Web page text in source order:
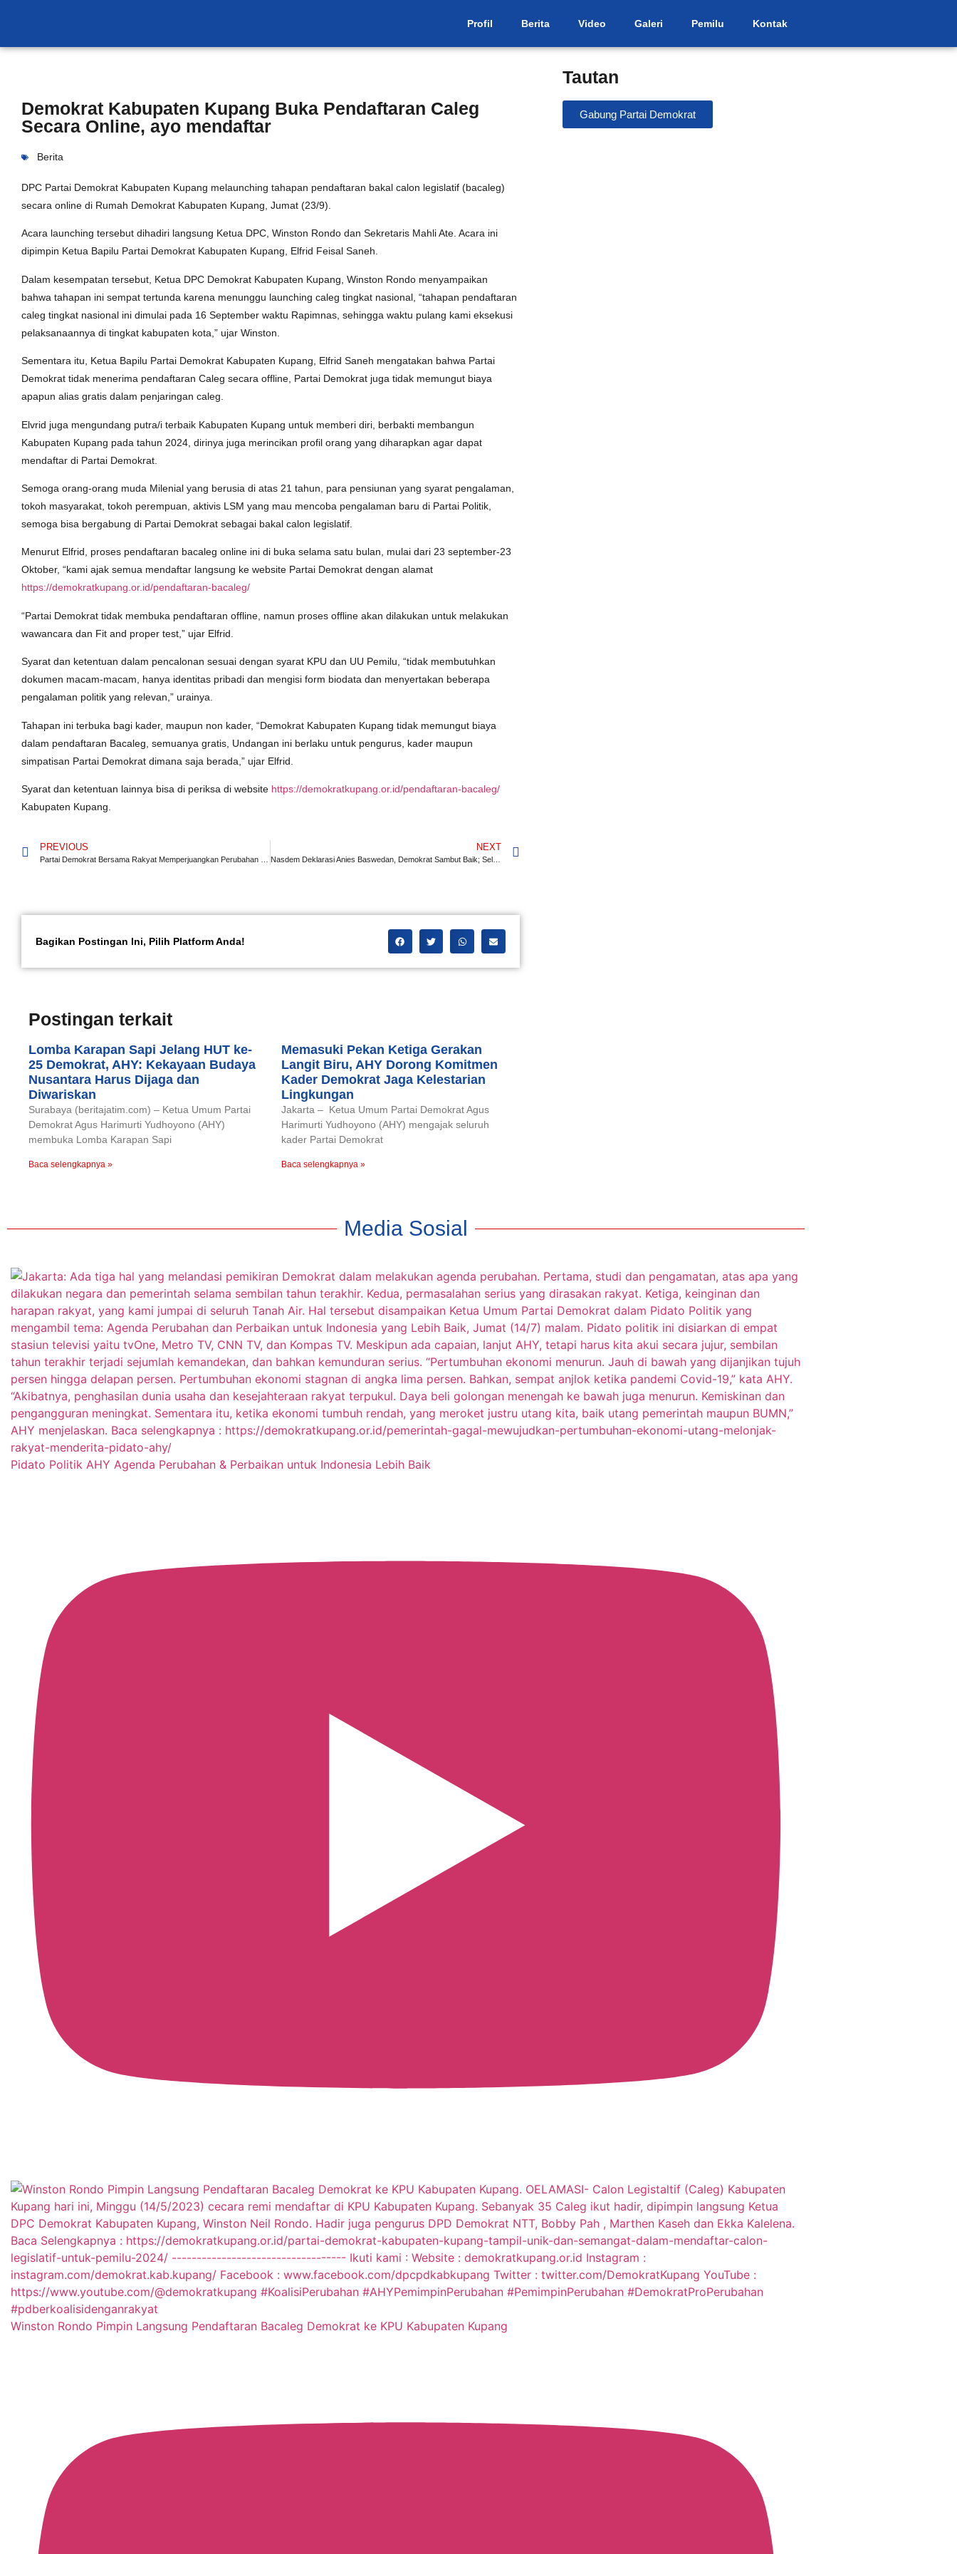
Profil Berita Video Galeri Pemilu Kontak
Demokrat Kabupaten Kupang Buka Pendaftaran Caleg
Secara Online, ayo mendaftar
Berita
DPC Partai Demokrat Kabupaten Kupang melaunching tahapan pendaftaran bakal calon legislatif (bacaleg)
secara online di Rumah Demokrat Kabupaten Kupang, Jumat (23/9).
Acara launching tersebut dihadiri langsung Ketua DPC, Winston Rondo dan Sekretaris Mahli Ate. Acara ini
dipimpin Ketua Bapilu Partai Demokrat Kabupaten Kupang, Elfrid Feisal Saneh.
Dalam kesempatan tersebut, Ketua DPC Demokrat Kabupaten Kupang, Winston Rondo menyampaikan
bahwa tahapan ini sempat tertunda karena menunggu launching caleg tingkat nasional, “tahapan pendaftaran
caleg tingkat nasional ini dimulai pada 16 September waktu Rapimnas, sehingga waktu pulang kami eksekusi
pelaksanaannya di tingkat kabupaten kota,” ujar Winston.
Sementara itu, Ketua Bapilu Partai Demokrat Kabupaten Kupang, Elfrid Saneh mengatakan bahwa Partai
Demokrat tidak menerima pendaftaran Caleg secara offline, Partai Demokrat juga tidak memungut biaya
apapun alias gratis dalam penjaringan caleg.
Elvrid juga mengundang putra/i terbaik Kabupaten Kupang untuk memberi diri, berbakti membangun
Kabupaten Kupang pada tahun 2024, dirinya juga merincikan profil orang yang diharapkan agar dapat
mendaftar di Partai Demokrat.
Semoga orang-orang muda Milenial yang berusia di atas 21 tahun, para pensiunan yang syarat pengalaman,
tokoh masyarakat, tokoh perempuan, aktivis LSM yang mau mencoba pengalaman baru di Partai Politik,
semoga bisa bergabung di Partai Demokrat sebagai bakal calon legislatif.
Menurut Elfrid, proses pendaftaran bacaleg online ini di buka selama satu bulan, mulai dari 23 september-23
Oktober, “kami ajak semua mendaftar langsung ke website Partai Demokrat dengan alamat
https://demokratkupang.or.id/pendaftaran-bacaleg/
“Partai Demokrat tidak membuka pendaftaran offline, namun proses offline akan dilakukan untuk melakukan
wawancara dan Fit and proper test,” ujar Elfrid.
Syarat dan ketentuan dalam pencalonan sesuai dengan syarat KPU dan UU Pemilu, “tidak membutuhkan
dokumen macam-macam, hanya identitas pribadi dan mengisi form biodata dan menyertakan beberapa
pengalaman politik yang relevan,” urainya.
Tahapan ini terbuka bagi kader, maupun non kader, “Demokrat Kabupaten Kupang tidak memungut biaya
dalam pendaftaran Bacaleg, semuanya gratis, Undangan ini berlaku untuk pengurus, kader maupun
simpatisan Partai Demokrat dimana saja berada,” ujar Elfrid.
Syarat dan ketentuan lainnya bisa di periksa di website https://demokratkupang.or.id/pendaftaran-bacaleg/
Kabupaten Kupang.
PREVIOUS NEXT
Bagikan Postingan Ini, Pilih Platform Anda!
Postingan terkait
Lomba Karapan Sapi Jelang HUT ke-
25 Demokrat, AHY: Kekayaan Budaya
Nusantara Harus Dijaga dan
Diwariskan
Surabaya (beritajatim.com) – Ketua Umum Partai
Demokrat Agus Harimurti Yudhoyono (AHY)
membuka Lomba Karapan Sapi
Baca selengkapnya »
Memasuki Pekan Ketiga Gerakan
Langit Biru, AHY Dorong Komitmen
Kader Demokrat Jaga Kelestarian
Lingkungan
Jakarta – Ketua Umum Partai Demokrat Agus
Harimurti Yudhoyono (AHY) mengajak seluruh
kader Partai Demokrat
Baca selengkapnya »
Tautan
Gabung Partai Demokrat
Media Sosial
Pidato Politik AHY Agenda Perubahan & Perbaikan untuk Indonesia Lebih Baik
Winston Rondo Pimpin Langsung Pendaftaran Bacaleg Demokrat ke KPU Kabupaten Kupang